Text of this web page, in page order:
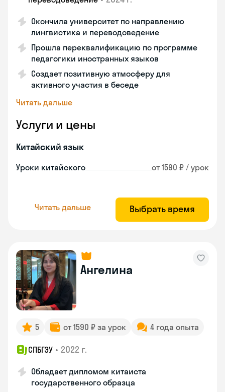
Окончила университет по направлению
лингвистика и переводоведение
Прошла переквалификацию по программе
педагогики иностранных языков
Создает позитивную атмосферу для
активного участия в беседе
Читать дальше
Услуги и цены
Китайский язык
Уроки китайского от 1590 ₽ / урок
Читать дальше Выбрать время
Ангелина
5 от 1590 ₽ за урок 4 года опыта
СПБГЭУ • 2022 г.
Обладает дипломом китаиста
государственного образца